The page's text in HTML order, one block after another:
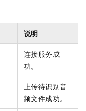
说明
连接服务成
功。
上传待识别音
频文件成功。